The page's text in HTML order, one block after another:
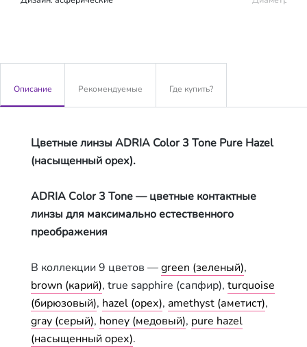
Описание Рекомендуемые Где купить?
Цветные линзы ADRIA Color 3 Tone Pure Hazel
(насыщенный орех).
ADRIA Сolor 3 Tone — цветные контактные
линзы для максимально естественного
преображения
В коллекции 9 цветов —green (зеленый),
brown (карий), true sapphire (сапфир), turquoise
(бирюзовый), hazel (орех), amethyst (аметист),
gray (серый), honey (медовый), pure hazel
(насыщенный орех).